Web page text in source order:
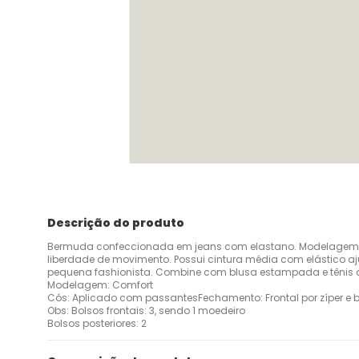
Descrição do produto
Bermuda confeccionada em jeans com elastano.
liberdade de movimento. Possui cintura média com elástico
pequena fashionista. Combine com blusa estampada e tênis
Modelagem: Comfort
Cós: Aplicado com passantesFechamento: Frontal por zíper e
Obs: Bolsos frontais: 3, sendo 1 moedeiro
Bolsos posteriores: 2